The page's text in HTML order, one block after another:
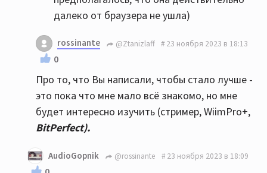
далеко от браузера не ушла)
rossinante @Ztanizlaff 23 ноября 2023 в 18:13
0
Про то, что Вы написали, чтобы стало лучше -
это пока что мне мало всё знакомо, но мне
будет интересно изучить (стример, WiimPro+,
BitPerfect).
AudioGopnik @rossinante 23 ноября 2023 в 18:09